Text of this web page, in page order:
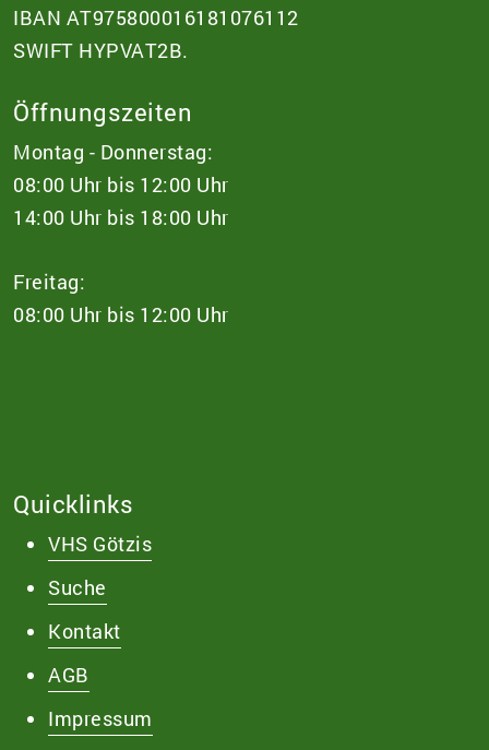
IBAN AT975800016181076112
SWIFT HYPVAT2B.
Öffnungszeiten
Montag - Donnerstag:
08:00 Uhr bis 12:00 Uhr
14:00 Uhr bis 18:00 Uhr
Freitag:
08:00 Uhr bis 12:00 Uhr
Quicklinks
VHS Götzis
Suche
Kontakt
AGB
Impressum